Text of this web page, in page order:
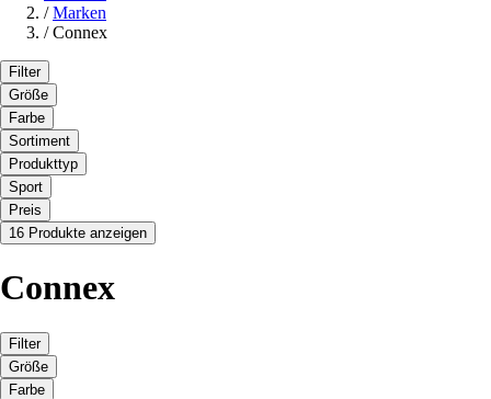
/ Marken
/ Connex
Filter
Größe
Farbe
Sortiment
Produkttyp
Sport
Preis
16 Produkte anzeigen
Connex
Filter
Größe
Farbe